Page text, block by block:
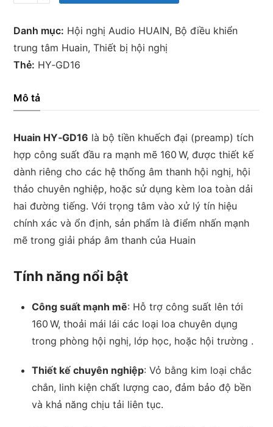
tiền
khuếch
công
160 W
Huain
số
lượng
Danh mục: Hội nghị Audio HUAIN, Bộ điều khiển
trung tâm Huain,Thiết bị hội nghị
Thẻ: HY‑GD16
Mô tả
Huain HY‑GD16 là bộ tiền khuếch đại (preamp) tích
hợp công suất đầu ra mạnh mẽ 160 W, được thiết kế
dành riêng cho các hệ thống âm thanh hội nghị, hội
thảo chuyên nghiệp, hoặc sử dụng kèm loa toàn dải
hai đường tiếng. Với trọng tâm vào xử lý tín hiệu
chính xác và ổn định, sản phẩm là điểm nhấn mạnh
mẽ trong giải pháp âm thanh của Huain
Tính năng nổi bật
Công suất mạnh mẽ: Hỗ trợ công suất lên tới
160 W, thoải mái lái các loại loa chuyên dụng
trong phòng hội nghị, lớp học, hoặc hội trường .
Thiết kế chuyên nghiệp: Vỏ bằng kim loại chắc
chắn, linh kiện chất lượng cao, đảm bảo độ bền
và khả năng chịu tải liên tục.